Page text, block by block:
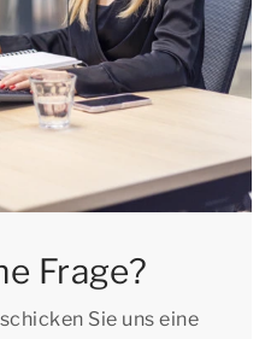
Frage?
Sie uns eine